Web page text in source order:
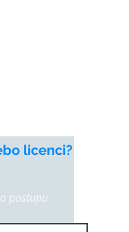
licenci?
postupu